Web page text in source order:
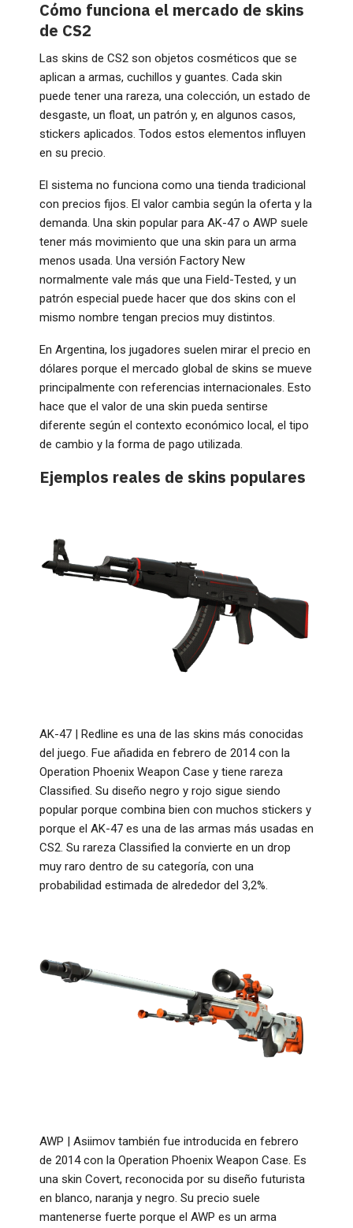
Cómo funciona el mercado de skins
de CS2
Las skins de CS2 son objetos cosméticos que se
aplican a armas, cuchillos y guantes. Cada skin
puede tener una rareza, una colección, un estado de
desgaste, un float, un patrón y, en algunos casos,
stickers aplicados. Todos estos elementos influyen
en su precio.
El sistema no funciona como una tienda tradicional
con precios fijos. El valor cambia según la oferta y la
demanda. Una skin popular para AK-47 o AWP suele
tener más movimiento que una skin para un arma
menos usada. Una versión Factory New
normalmente vale más que una Field-Tested, y un
patrón especial puede hacer que dos skins con el
mismo nombre tengan precios muy distintos.
En Argentina, los jugadores suelen mirar el precio en
dólares porque el mercado global de skins se mueve
principalmente con referencias internacionales. Esto
hace que el valor de una skin pueda sentirse
diferente según el contexto económico local, el tipo
de cambio y la forma de pago utilizada.
Ejemplos reales de skins populares
AK-47 | Redline es una de las skins más conocidas
del juego. Fue añadida en febrero de 2014 con la
Operation Phoenix Weapon Case y tiene rareza
Classified. Su diseño negro y rojo sigue siendo
popular porque combina bien con muchos stickers y
porque el AK-47 es una de las armas más usadas en
CS2. Su rareza Classified la convierte en un drop
muy raro dentro de su categoría, con una
probabilidad estimada de alrededor del 3,2%.
AWP | Asiimov también fue introducida en febrero
de 2014 con la Operation Phoenix Weapon Case. Es
una skin Covert, reconocida por su diseño futurista
en blanco, naranja y negro. Su precio suele
mantenerse fuerte porque el AWP es un arma